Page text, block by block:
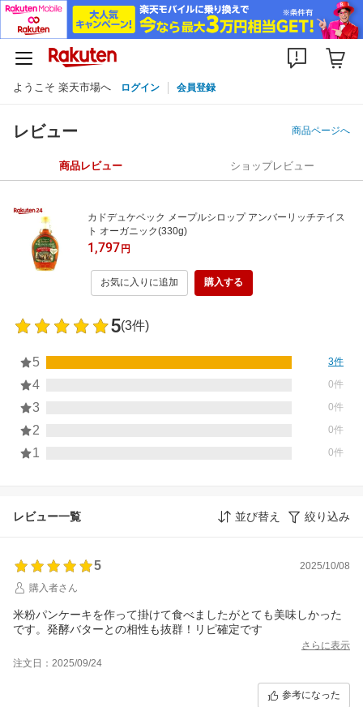
ようこそ 楽天市場へ ログイン 会員登録
レビュー 商品ページへ
商品レビュー ショップレビュー
カドデュケベック メープルシロップ アンバーリッチテイス
ト オーガニック(330g)
1,797円
お気に入りに追加 購入する
5(3件)
5 3件
4 0件
3 0件
2 0件
1 0件
レビュー一覧 並び替え 絞り込み
5
2025/10/08
購入者さん
米粉パンケーキを作って掛けて食べましたがとても美味しかった
です。発酵バターとの相性も抜群！リピ確定です
さらに表示
注文日：2025/09/24
参考になった